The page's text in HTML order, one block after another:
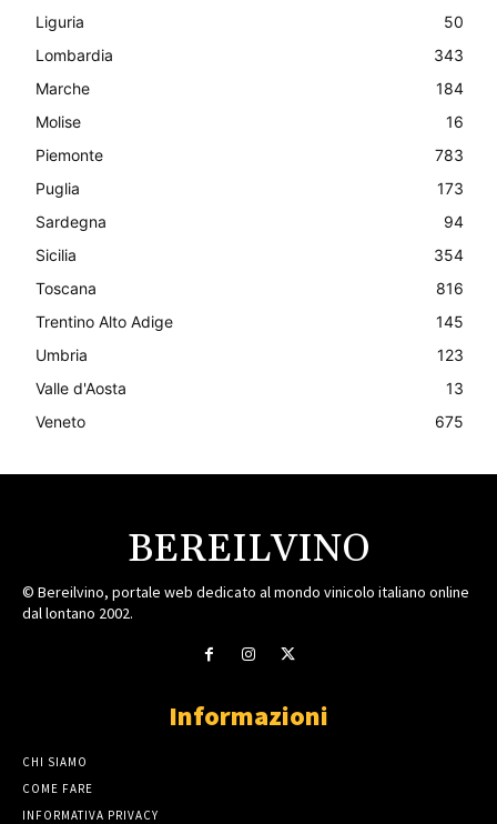
Liguria
50
Lombardia
343
Marche
184
Molise
16
Piemonte
783
Puglia
173
Sardegna
94
Sicilia
354
Toscana
816
Trentino Alto Adige
145
Umbria
123
Valle d'Aosta
13
Veneto
675
BEREILVINO
© Bereilvino, portale web dedicato al mondo vinicolo italiano online
dal lontano 2002.
Informazioni
CHI SIAMO
COME FARE
INFORMATIVA PRIVACY